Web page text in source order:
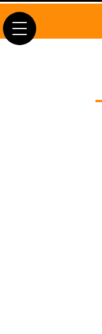
toggle